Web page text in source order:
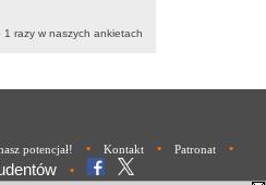
1 razy w naszych ankietach
potencjał! • Kontakt • Patronat •
•